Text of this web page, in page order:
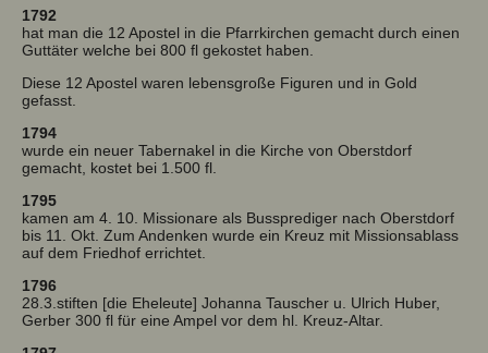
1792
hat man die 12 Apostel in die Pfarrkirchen gemacht durch einen
Guttäter welche bei 800 fl gekostet haben.
Diese 12 Apostel waren lebensgroße Figuren und in Gold
gefasst.
1794
wurde ein neuer Tabernakel in die Kirche von Oberstdorf
gemacht, kostet bei 1.500 fl.
1795
kamen am 4. 10. Missionare als Bussprediger nach Oberstdorf
bis 11. Okt. Zum Andenken wurde ein Kreuz mit Missionsablass
auf dem Friedhof errichtet.
1796
28.3.stiften [die Eheleute] Johanna Tauscher u. Ulrich Huber,
Gerber 300 fl für eine Ampel vor dem hl. Kreuz-Altar.